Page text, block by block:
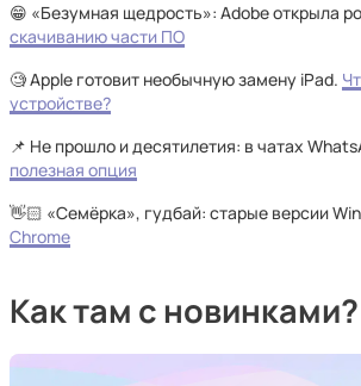
😁 «Безумная щедрость»: Adobe открыла
скачиванию части ПО
🧐 Apple готовит необычную замену iPad.
устройстве?
📌 Не прошло и десятилетия: в чатах
полезная опция
👋🏻 «Семёрка», гудбай: старые версии
Chrome
Как там с новинками?